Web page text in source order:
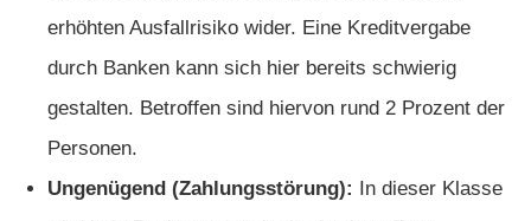
erhöhten Ausfallrisiko wider. Eine Kreditvergabe
durch Banken kann sich hier bereits schwierig
gestalten. Betroffen sind hiervon rund 2 Prozent der
Personen.
Ungenügend (Zahlungsstörung): In dieser Klasse